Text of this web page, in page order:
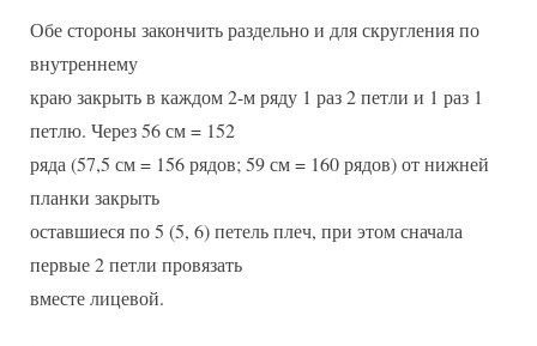
Обе стороны закончить раздельно и для скругления по
внутреннему
краю закрыть в каждом 2-м ряду 1 раз 2 петли и 1 раз 1
петлю. Через 56 см = 152
ряда (57,5 см = 156 рядов; 59 см = 160 рядов) от нижней
планки закрыть
оставшиеся по 5 (5, 6) петель плеч, при этом сначала
первые 2 петли провязать
вместе лицевой.